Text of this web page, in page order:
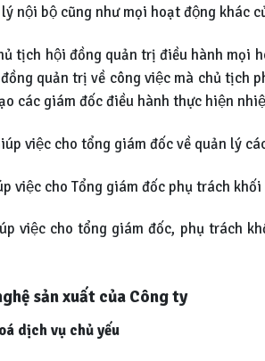
nội bộ cũng như mọi hoạt động khác
tịch hội đồng quản trị điều hành mọi
quản trị về công việc mà chủ tịch
các giám đốc điều hành thực hiện
việc cho tổng giám đốc về quản lý
việc cho Tổng giám đốc phụ trách
việc cho tổng giám đốc, phụ trách
sản xuất của Công ty
dịch vụ chủ yếu